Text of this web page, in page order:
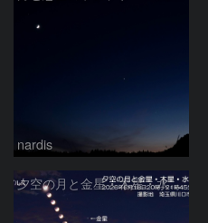
nardis
夕空の月と金星・木星・水星の接近 2026/6/18